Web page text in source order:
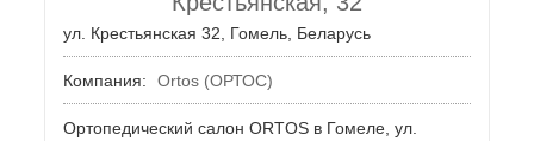
ул. Крестьянская 32, Гомель, Беларусь
Компания: Ortos (ОРТОС)
Ортопедический салон ORTOS в Гомеле, ул.